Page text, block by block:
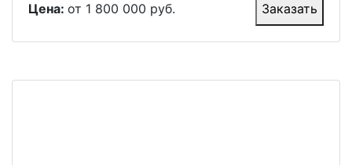
Цена: от 1 800 000 руб. Заказать